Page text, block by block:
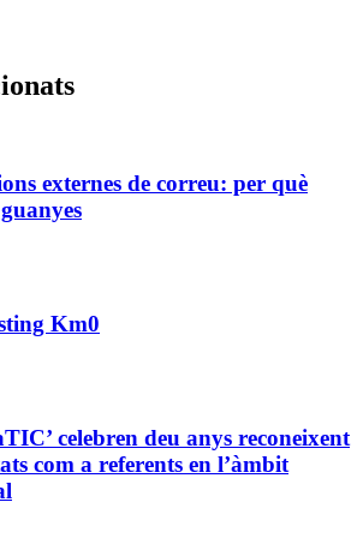
externes de correu: per què
Km0
celebren deu anys reconeixent
com a referents en l’àmbit